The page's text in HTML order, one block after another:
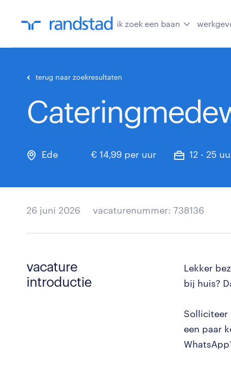
ik zoek een baan
terug naar zoekresultaten
Ede € 14,99 per uur 12 - 25
26 juni 2026 vacaturenummer: 738136
vacature
introductie
Lekker
bij huis?
Solliciteer
een paar